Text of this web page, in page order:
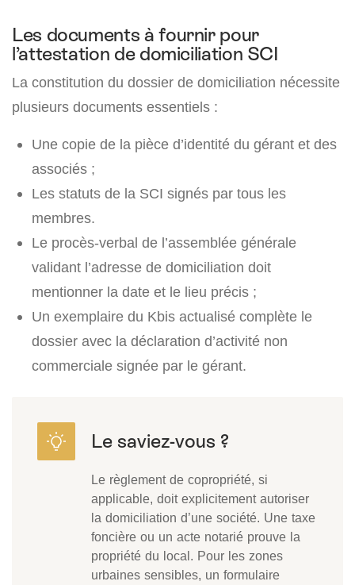
Les documents à fournir pour
l’attestation de domiciliation SCI
La constitution du dossier de domiciliation nécessite
plusieurs documents essentiels :
Une copie de la pièce d’identité du gérant et des
associés ;
Les statuts de la SCI signés par tous les
membres.
Le procès-verbal de l’assemblée générale
validant l’adresse de domiciliation doit
mentionner la date et le lieu précis ;
Un exemplaire du Kbis actualisé complète le
dossier avec la déclaration d’activité non
commerciale signée par le gérant.
Le règlement de copropriété, si
applicable, doit explicitement autoriser
la domiciliation d’une société. Une taxe
foncière ou un acte notarié prouve la
propriété du local. Pour les zones
urbaines sensibles, un formulaire